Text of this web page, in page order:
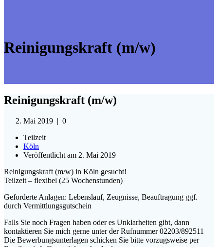
Reinigungskraft (m/w)
Reinigungskraft (m/w)
2. Mai 2019 | 0
Teilzeit
Köln
Veröffentlicht am 2. Mai 2019
Reinigungskraft (m/w) in Köln gesucht!
Teilzeit – flexibel (25 Wochenstunden)
Geforderte Anlagen: Lebenslauf, Zeugnisse, Beauftragung ggf.
durch Vermittlungsgutschein
Falls Sie noch Fragen haben oder es Unklarheiten gibt, dann
kontaktieren Sie mich gerne unter der Rufnummer 02203/892511
Die Bewerbungsunterlagen schicken Sie bitte vorzugsweise per